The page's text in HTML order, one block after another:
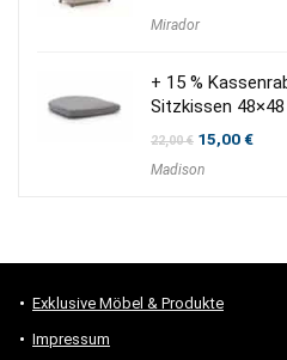
Mirador
+ 15 %
Sitzkissen
22,00€
war:
15,00€
Madison
Exklusive Möbel & Produkte
Impressum